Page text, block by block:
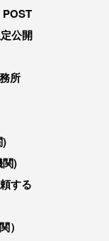
公開
所
)
関)
する
）